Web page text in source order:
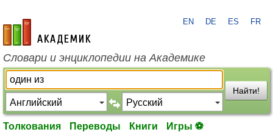
academic.ru
EN DE ES FR
Словари и энциклопедии на Академике
Найти!
Толкования Переводы Книги Игры ⚽